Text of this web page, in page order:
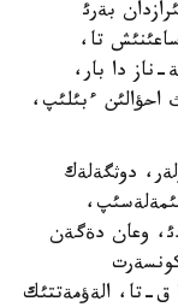
بةرئ
تا،
ناز دا بار،
احؤالئن ءبئلئپ،
دوثگةلةك
وعان دةگةن
ق-تا، الةؤمةتتئك